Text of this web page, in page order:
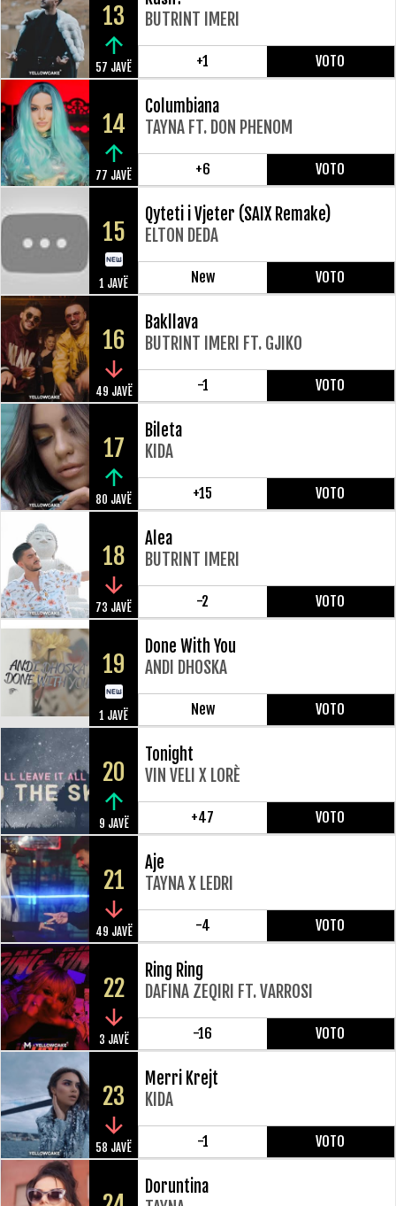
13
57 JAVË
BUTRINT IMERI
+1 VOTO
14
77 JAVË
Columbiana
TAYNA FT. DON PHENOM
+6 VOTO
15
1 JAVË
Qyteti i Vjeter (SAIX Remake)
ELTON DEDA
New VOTO
16
49 JAVË
Bakllava
BUTRINT IMERI FT. GJIKO
-1 VOTO
17
80 JAVË
Bileta
KIDA
+15 VOTO
18
73 JAVË
Alea
BUTRINT IMERI
-2 VOTO
19
1 JAVË
Done With You
ANDI DHOSKA
New VOTO
20
9 JAVË
Tonight
VIN VELI X LORÈ
+47 VOTO
21
49 JAVË
Aje
TAYNA X LEDRI
-4 VOTO
22
3 JAVË
Ring Ring
DAFINA ZEQIRI FT. VARROSI
-16 VOTO
23
58 JAVË
Merri Krejt
KIDA
-1 VOTO
Doruntina